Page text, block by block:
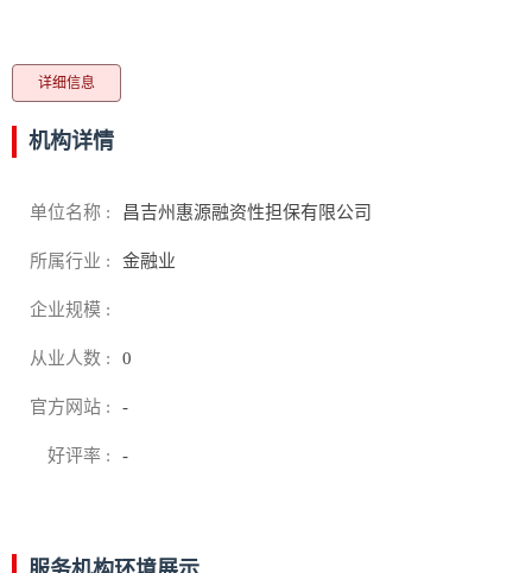
详细信息
机构详情
单位名称 : 昌吉州惠源融资性担保有限公司
所属行业 : 金融业
企业规模 :
从业人数 : 0
官方网站 : -
好评率 : -